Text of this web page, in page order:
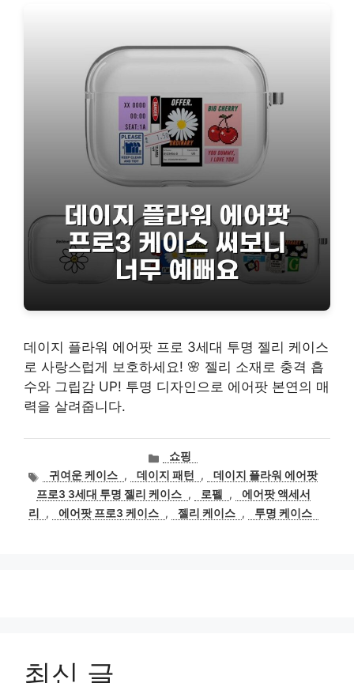
데이지 플라워 에어팟 프로 3세대 투명 젤리 케이스
로 사랑스럽게 보호하세요! 🌸 젤리 소재로 충격 흡
수와 그립감 UP! 투명 디자인으로 에어팟 본연의 매
력을 살려줍니다.
카
테
고
리
쇼핑
태
그
귀여운 케이스 , 데이지 패턴 ,
데이지 플라워 에어팟
프로3 3세대 투명 젤리 케이스 , 로펠 ,
에어팟 액세서
리
, 에어팟 프로3 케이스 , 젤리 케이스 , 투명 케이스
최신 글